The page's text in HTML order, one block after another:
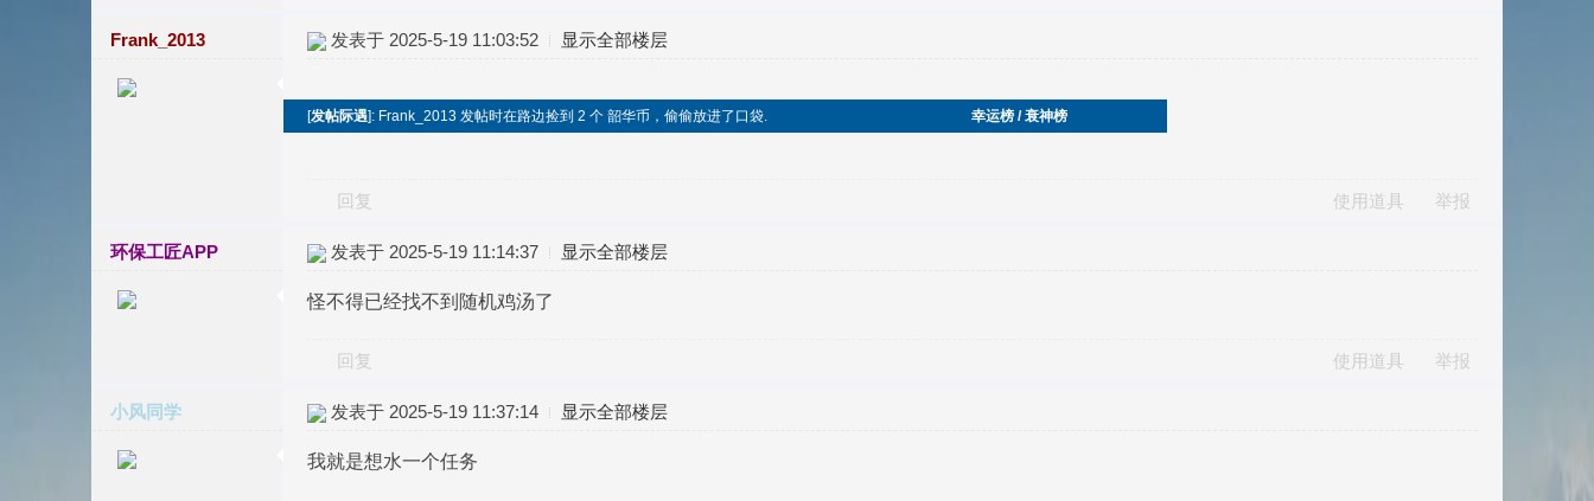
Frank_2013 发表于 2025-5-19 11:03:52 显示全部楼层
[发帖际遇]: Frank_2013 发帖时在路边捡到 2 个 韶华币，偷偷放进了口袋. 幸运榜 / 衰神榜
回复 使用道具 举报
环保工匠APP 发表于 2025-5-19 11:14:37 显示全部楼层
怪不得已经找不到随机鸡汤了
回复 使用道具 举报
小风同学 发表于 2025-5-19 11:37:14 显示全部楼层
我就是想水一个任务